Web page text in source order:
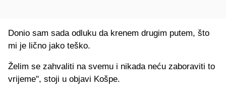
Donio sam sada odluku da krenem drugim putem, što
mi je lično jako teško.
Želim se zahvaliti na svemu i nikada neću zaboraviti to
vrijeme", stoji u objavi Košpe.